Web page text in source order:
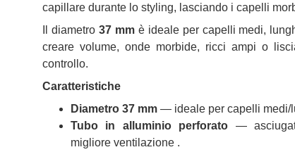
capillare durante lo styling, lasciando i capelli
Il diametro 37 mmè ideale per capelli medi,
creare volume, onde morbide, ricci ampi o
controllo.
Caratteristiche
Diametro 37 mm — ideale per capelli medi/
Tubo in alluminio perforato —
migliore ventilazione .